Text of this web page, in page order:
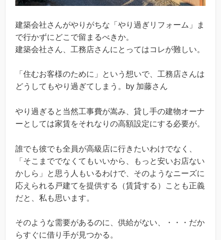
建築会社さんがやりがちな「やり過ぎリフォーム」ま
で行かずにどこで留まるべきか。
建築会社さん、工務店さんにとってはコレが難しい。
「住むお客様のために」という想いで、工務店さんは
どうしてもやり過ぎてしまう。by 加藤さん
やり過ぎると当然工事費が嵩み、貸し手の建物オーナ
ーとしては家賃をそれなりの高額設定にする必要が。
誰でも彼でも全員が高級店に行きたいわけでなく、
「そこまででなくてもいいから、もっと安いお店ない
かしら」と思う人もいるわけで、そのようなニーズに
応えられる戸建てを提供する（賃貸する）ことも正義
だと、私も思います。
そのような需要があるのに、供給がない、・・・だか
らすぐに借り手が見つかる。